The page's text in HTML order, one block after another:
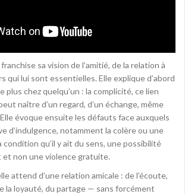
sa vision de l’amitié, de la relation à
qui lui sont essentielles. Elle explique d’abord
plus chez quelqu’un : la complicité, ce lien
naître d’un regard, d’un échange, même
évoque ensuite les défauts face auxquels
d’indulgence, notamment la colère ou une
condition qu’il y ait du sens, une possibilité
et non une violence gratuite.
attend d’une relation amicale : de l’écoute,
la loyauté, du partage — sans forcément